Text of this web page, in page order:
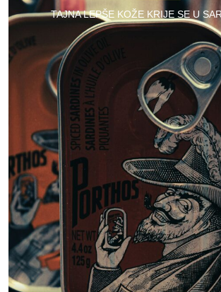
TAJNA LEPŠE KOŽE KRIJE SE U